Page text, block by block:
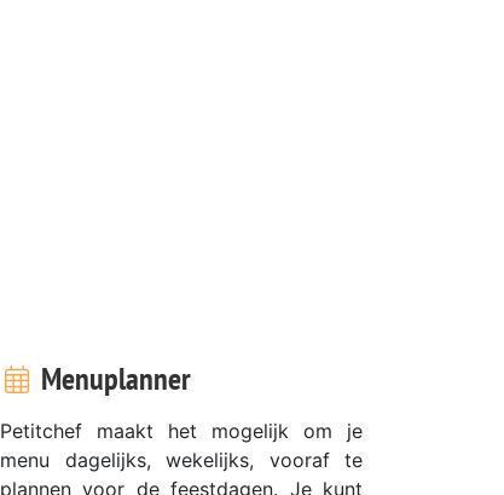
Menuplanner
Petitchef maakt het mogelijk om je
menu dagelijks, wekelijks, vooraf te
plannen voor de feestdagen. Je kunt